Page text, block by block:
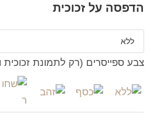
הדפסה על זכוכית
צבע ספייסרים (רק לתמונת